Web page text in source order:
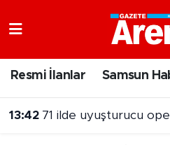
Resmi İlanlar Samsun
13:42 71 ilde uyuşturucu
Samsun Namaz